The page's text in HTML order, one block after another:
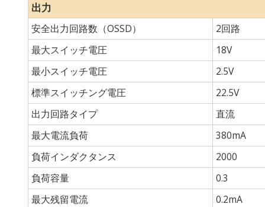
出力
安全出力回路数（OSSD）
2回路
最大スイッチ電圧
18V
最小スイッチ電圧
2.5V
標準スイッチング電圧
22.5V
出力回路タイプ
直流
最大電流負荷
380mA
負荷インダクタンス
2000
負荷容量
0.3
最大残留電流
0.2mA